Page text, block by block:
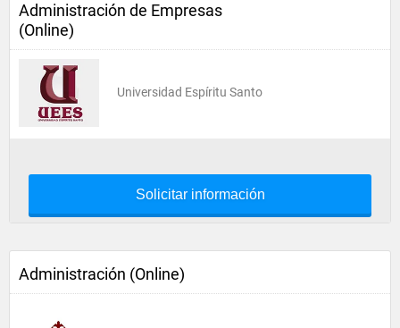
Administración de Empresas
(Online)
Universidad Espíritu Santo
Solicitar información
Administración (Online)